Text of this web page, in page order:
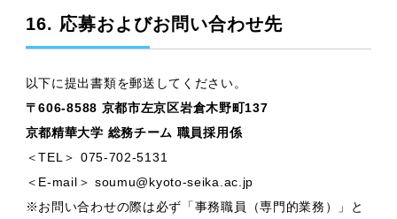
16. 応募およびお問い合わせ先
以下に提出書類を郵送してください。
〒606-8588 京都市左京区岩倉木野町137
京都精華大学 総務チーム 職員採用係
＜TEL＞ 075-702-5131
＜E-mail＞ soumu@kyoto-seika.ac.jp
※お問い合わせの際は必ず「事務職員（専門的業務）」と